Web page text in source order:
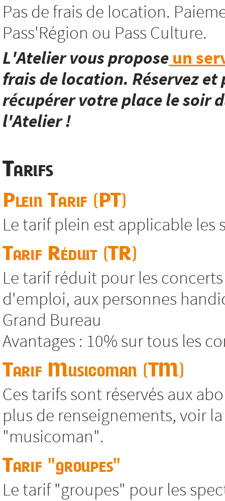
Pas de frais de location.
Pass'Région ou Pass Culture.
L'Atelier vous propose un
frais de location. Réservez
récupérer votre place le soir
l'Atelier !
Tarifs
Plein Tarif (PT)
Le tarif plein est applicable
Tarif Réduit (TR)
Le tarif réduit pour les
d'emploi, aux personnes
Grand Bureau
Avantages : 10% sur tous les
Tarif Musicoman (TM)
Ces tarifs sont réservés aux
plus de renseignements, voir
"musicoman".
Tarif "groupes"
Le tarif "groupes" pour les